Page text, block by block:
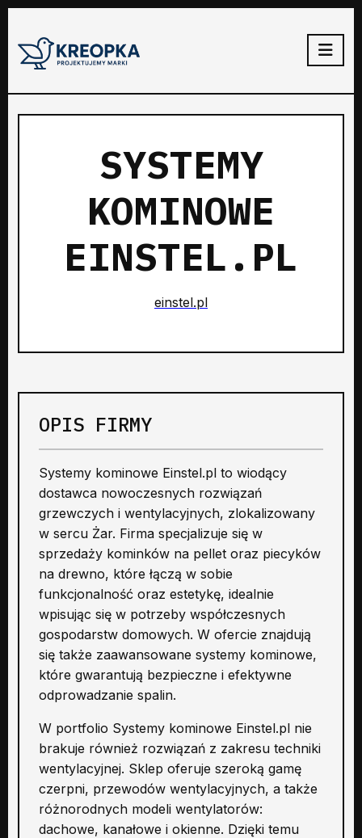
SYSTEMY
KOMINOWE
EINSTEL.PL
einstel.pl
OPIS FIRMY
Systemy kominowe Einstel.pl to wiodący
dostawca nowoczesnych rozwiązań
grzewczych i wentylacyjnych, zlokalizowany
w sercu Żar. Firma specjalizuje się w
sprzedaży kominków na pellet oraz piecyków
na drewno, które łączą w sobie
funkcjonalność oraz estetykę, idealnie
wpisując się w potrzeby współczesnych
gospodarstw domowych. W ofercie znajdują
się także zaawansowane systemy kominowe,
które gwarantują bezpieczne i efektywne
odprowadzanie spalin.
W portfolio Systemy kominowe Einstel.pl nie
brakuje również rozwiązań z zakresu techniki
wentylacyjnej. Sklep oferuje szeroką gamę
czerpni, przewodów wentylacyjnych, a także
różnorodnych modeli wentylatorów:
dachowe, kanałowe i okienne. Dzięki temu